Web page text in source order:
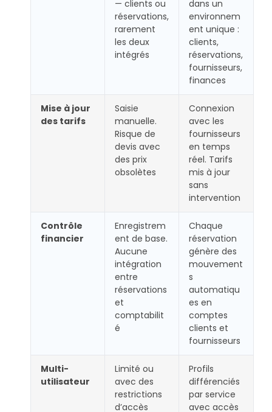
— clients ou
réservations,
rarement
les deux
intégrés
dans un
environnem
ent unique :
clients,
réservations,
fournisseurs,
finances
Mise à jour
des tarifs
Saisie
manuelle.
Risque de
devis avec
des prix
obsolètes
Connexion
avec les
fournisseurs
en temps
réel. Tarifs
mis à jour
sans
intervention
Contrôle
financier
Enregistrem
ent de base.
Aucune
intégration
entre
réservations
et
comptabilit
é
Chaque
réservation
génère des
mouvement
s
automatiqu
es en
comptes
clients et
fournisseurs
Multi-
utilisateur
Limité ou
avec des
restrictions
d’accès
Profils
différenciés
par service
avec accès